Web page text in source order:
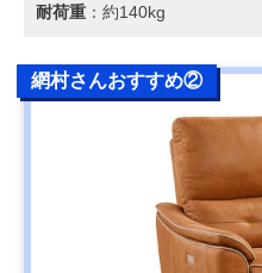
耐荷重 ：約140kg
網村さんおすすめ②